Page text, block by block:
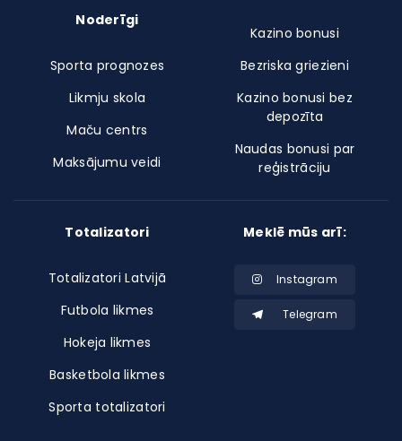
Noderīgi
Sporta prognozes
Likmju skola
Maču centrs
Maksājumu veidi
Kazino bonusi
Bezriska griezieni
Kazino bonusi bez
depozīta
Naudas bonusi par
reģistrāciju
Totalizatori
Totalizatori Latvijā
Futbola likmes
Hokeja likmes
Basketbola likmes
Sporta totalizatori
Meklē mūs arī:
Instagram
Telegram